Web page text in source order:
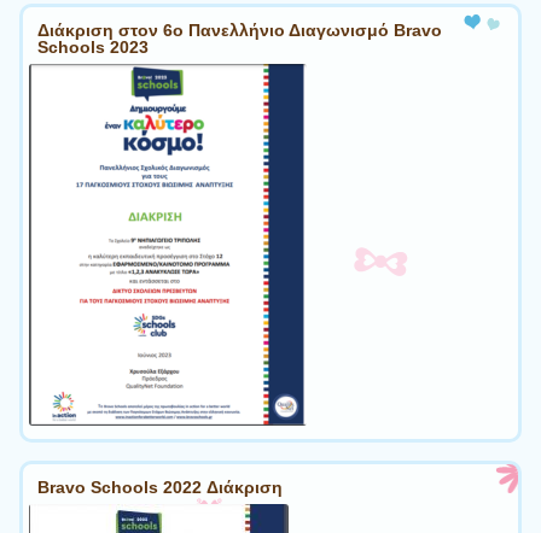
Διάκριση στον 6ο Πανελλήνιο Διαγωνισμό Bravo
Schools 2023
Bravo Schools 2022 Διάκριση